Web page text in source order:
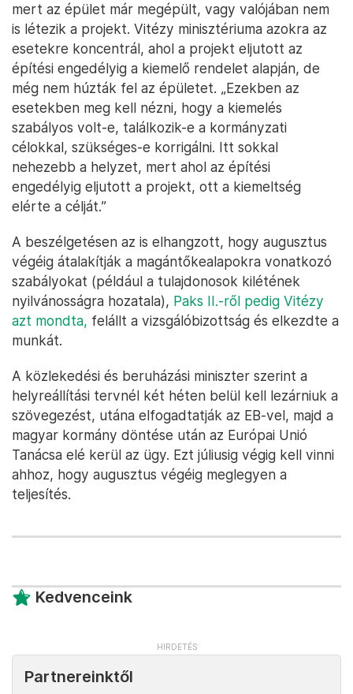
mert az épület már megépült, vagy valójában nem
is létezik a projekt. Vitézy minisztériuma azokra az
esetekre koncentrál, ahol a projekt eljutott az
építési engedélyig a kiemelő rendelet alapján, de
még nem húzták fel az épületet. „Ezekben az
esetekben meg kell nézni, hogy a kiemelés
szabályos volt-e, találkozik-e a kormányzati
célokkal, szükséges-e korrigálni. Itt sokkal
nehezebb a helyzet, mert ahol az építési
engedélyig eljutott a projekt, ott a kiemeltség
elérte a célját.”
A beszélgetésen az is elhangzott, hogy augusztus
végéig átalakítják a magántőkealapokra vonatkozó
szabályokat (például a tulajdonosok kilétének
nyilvánosságra hozatala), Paks II.-ről pedig Vitézy
azt mondta, felállt a vizsgálóbizottság és elkezdte a
munkát.
A közlekedési és beruházási miniszter szerint a
helyreállítási tervnél két héten belül kell lezárniuk a
szövegezést, utána elfogadtatják az EB-vel, majd a
magyar kormány döntése után az Európai Unió
Tanácsa elé kerül az ügy. Ezt júliusig végig kell vinni
ahhoz, hogy augusztus végéig meglegyen a
teljesítés.
Kedvenceink
Partnereinktől